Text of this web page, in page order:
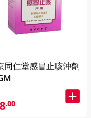
同仁堂感冒止咳沖劑
.00